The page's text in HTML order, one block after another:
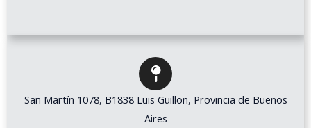
San Martín 1078, B1838 Luis Guillon, Provincia de Buenos
Aires